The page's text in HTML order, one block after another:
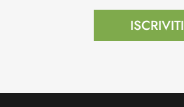
ISCRIVITI